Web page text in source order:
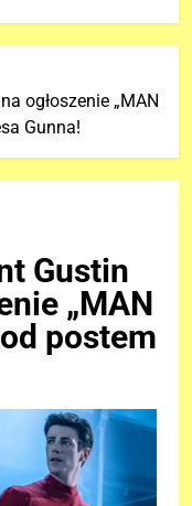
ogłoszenie „MAN
Gunna!
Gustin
„MAN
postem